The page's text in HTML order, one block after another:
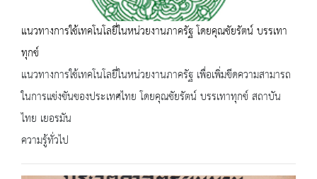
แนวทางการใช้เทคโนโลยี่ในหน่วยงานภาครัฐ โดยคุณชัยรัตน์ บรรเทา
ทุกข์
แนวทางการใช้เทคโนโลยี่ในหน่วยงานภาครัฐ เพื่อเพิ่มขีดความสามารถ
ในการแข่งขันของประเทศไทย โดยคุณชัยรัตน์ บรรเทาทุกข์ สถาบัน
ไทย เยอรมัน
ความรู้ทั่วไป